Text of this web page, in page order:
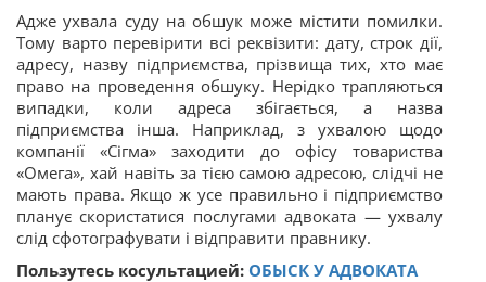
Адже ухвала суду на обшук може містити помилки.
Тому варто перевірити всі реквізити: дату, строк дії,
адресу, назву підприємства, прізвища тих, хто має
право на проведення обшуку. Нерідко трапляються
випадки, коли адреса збігається, а назва
підприємства інша. Наприклад, з ухвалою щодо
компанії «Сігма» заходити до офісу товариства
«Омега», хай навіть за тією самою адресою, слідчі не
мають права. Якщо ж усе правильно і підприємство
планує скористатися послугами адвоката — ухвалу
слід сфотографувати і відправити правнику.
Пользутесь косультацией: ОБЫСК У АДВОКАТА